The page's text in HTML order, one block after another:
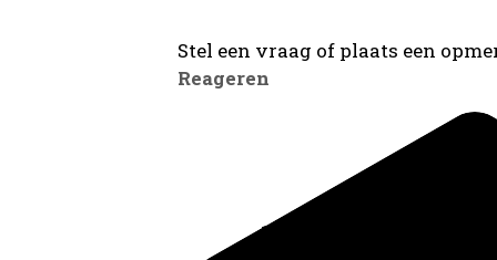
Stel een vraag of plaats een
Reageren